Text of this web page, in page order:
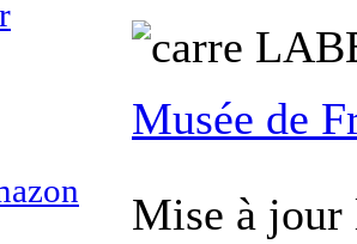
L
Musée de
Mise à jour